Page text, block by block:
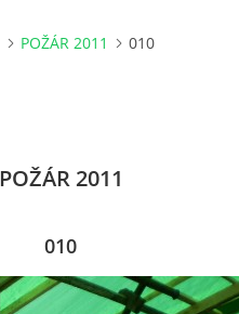
POŽÁR 2011 010
POŽÁR 2011
010